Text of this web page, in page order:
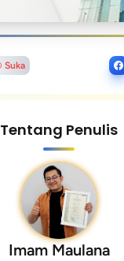
Suka
Tentang Penulis
Imam Maulana